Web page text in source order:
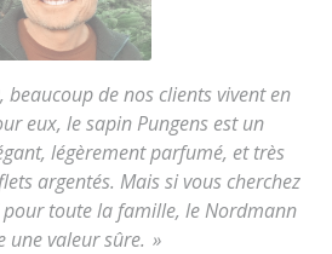
beaucoup de nos clients vivent en
eux, le sapin Pungens est un
légèrement parfumé, et très
argentés. Mais si vous cherchez
toute la famille, le Nordmann
une valeur sûre. »